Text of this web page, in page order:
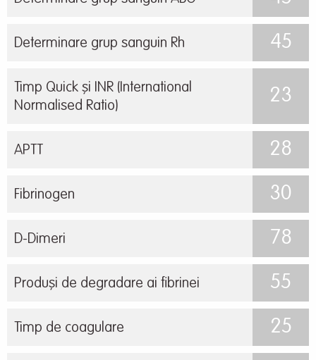
Determinare grup sanguin Rh 45
Timp Quick și INR (International
Normalised Ratio)
23
APTT 28
Fibrinogen 30
D-Dimeri 78
Produși de degradare ai fibrinei 55
Timp de coagulare 25